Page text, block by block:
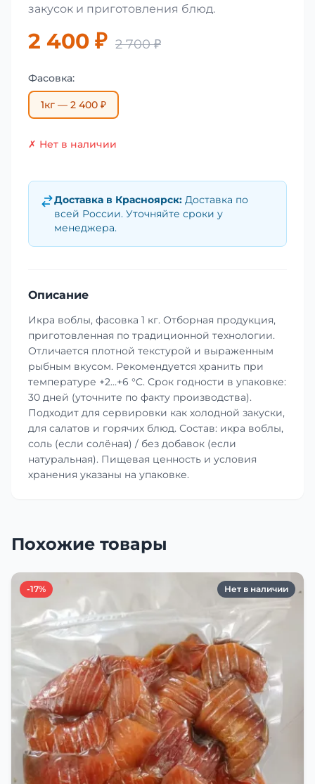
закусок и приготовления блюд.
2 400 ₽ 2 700 ₽
Фасовка:
1кг — 2 400 ₽
✗ Нет в наличии
Доставка в Красноярск: Доставка по
всей России. Уточняйте сроки у
менеджера.
Описание
Икра воблы, фасовка 1 кг. Отборная продукция,
приготовленная по традиционной технологии.
Отличается плотной текстурой и выраженным
рыбным вкусом. Рекомендуется хранить при
температуре +2…+6 °C. Срок годности в упаковке:
30 дней (уточните по факту производства).
Подходит для сервировки как холодной закуски,
для салатов и горячих блюд. Состав: икра воблы,
соль (если солёная) / без добавок (если
натуральная). Пищевая ценность и условия
хранения указаны на упаковке.
Похожие товары
-17% Нет в наличии